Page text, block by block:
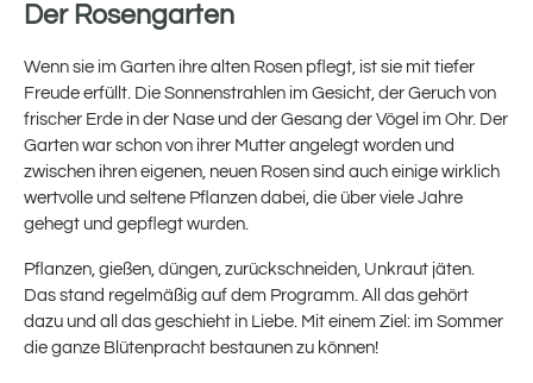
Der Rosengarten
Wenn sie im Garten ihre alten Rosen pflegt, ist sie mit tiefer
Freude erfüllt. Die Sonnenstrahlen im Gesicht, der Geruch von
frischer Erde in der Nase und der Gesang der Vögel im Ohr. Der
Garten war schon von ihrer Mutter angelegt worden und
zwischen ihren eigenen, neuen Rosen sind auch einige wirklich
wertvolle und seltene Pflanzen dabei, die über viele Jahre
gehegt und gepflegt wurden.
Pflanzen, gießen, düngen, zurückschneiden, Unkraut jäten.
Das stand regelmäßig auf dem Programm. All das gehört
dazu und all das geschieht in Liebe. Mit einem Ziel: im Sommer
die ganze Blütenpracht bestaunen zu können!